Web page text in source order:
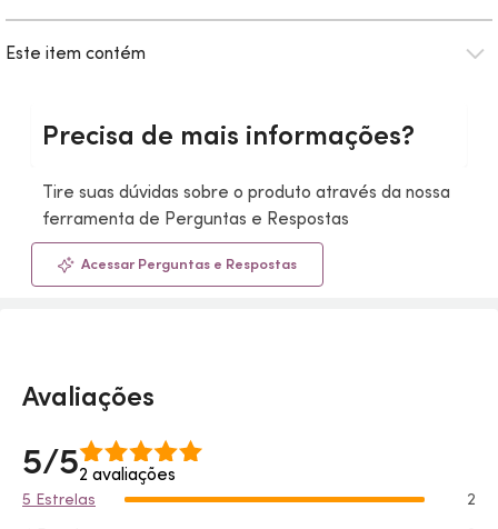
Este item contém
Precisa de mais informações?
Tire suas dúvidas sobre o produto através da nossa
ferramenta de Perguntas e Respostas
Acessar Perguntas e Respostas
Avaliações
5/52 avaliações
5 Estrelas
2